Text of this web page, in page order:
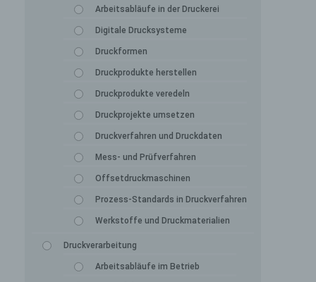
Arbeitsabläufe in der Druckerei
Digitale Drucksysteme
Druckformen
Druckprodukte herstellen
Druckprodukte veredeln
Druckprojekte umsetzen
Druckverfahren und Druckdaten
Mess- und Prüfverfahren
Offsetdruckmaschinen
Prozess-Standards in Druckverfahren
Werkstoffe und Druckmaterialien
Druckverarbeitung
Arbeitsabläufe im Betrieb